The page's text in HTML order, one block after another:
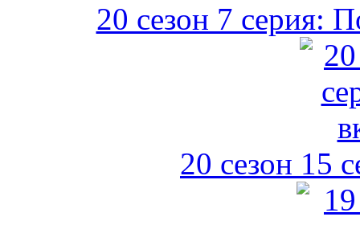
20 сезон 7 серия:
20 сезон 15